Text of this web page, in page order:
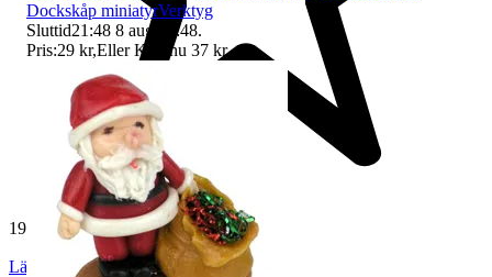
19 269 omdömen
Läs omdömen Följ
Dockskåp miniatyrVerktyg
Sluttid21:48 8 aug 21:48.
Pris:29 kr,Eller Köp nu 37 kr,.